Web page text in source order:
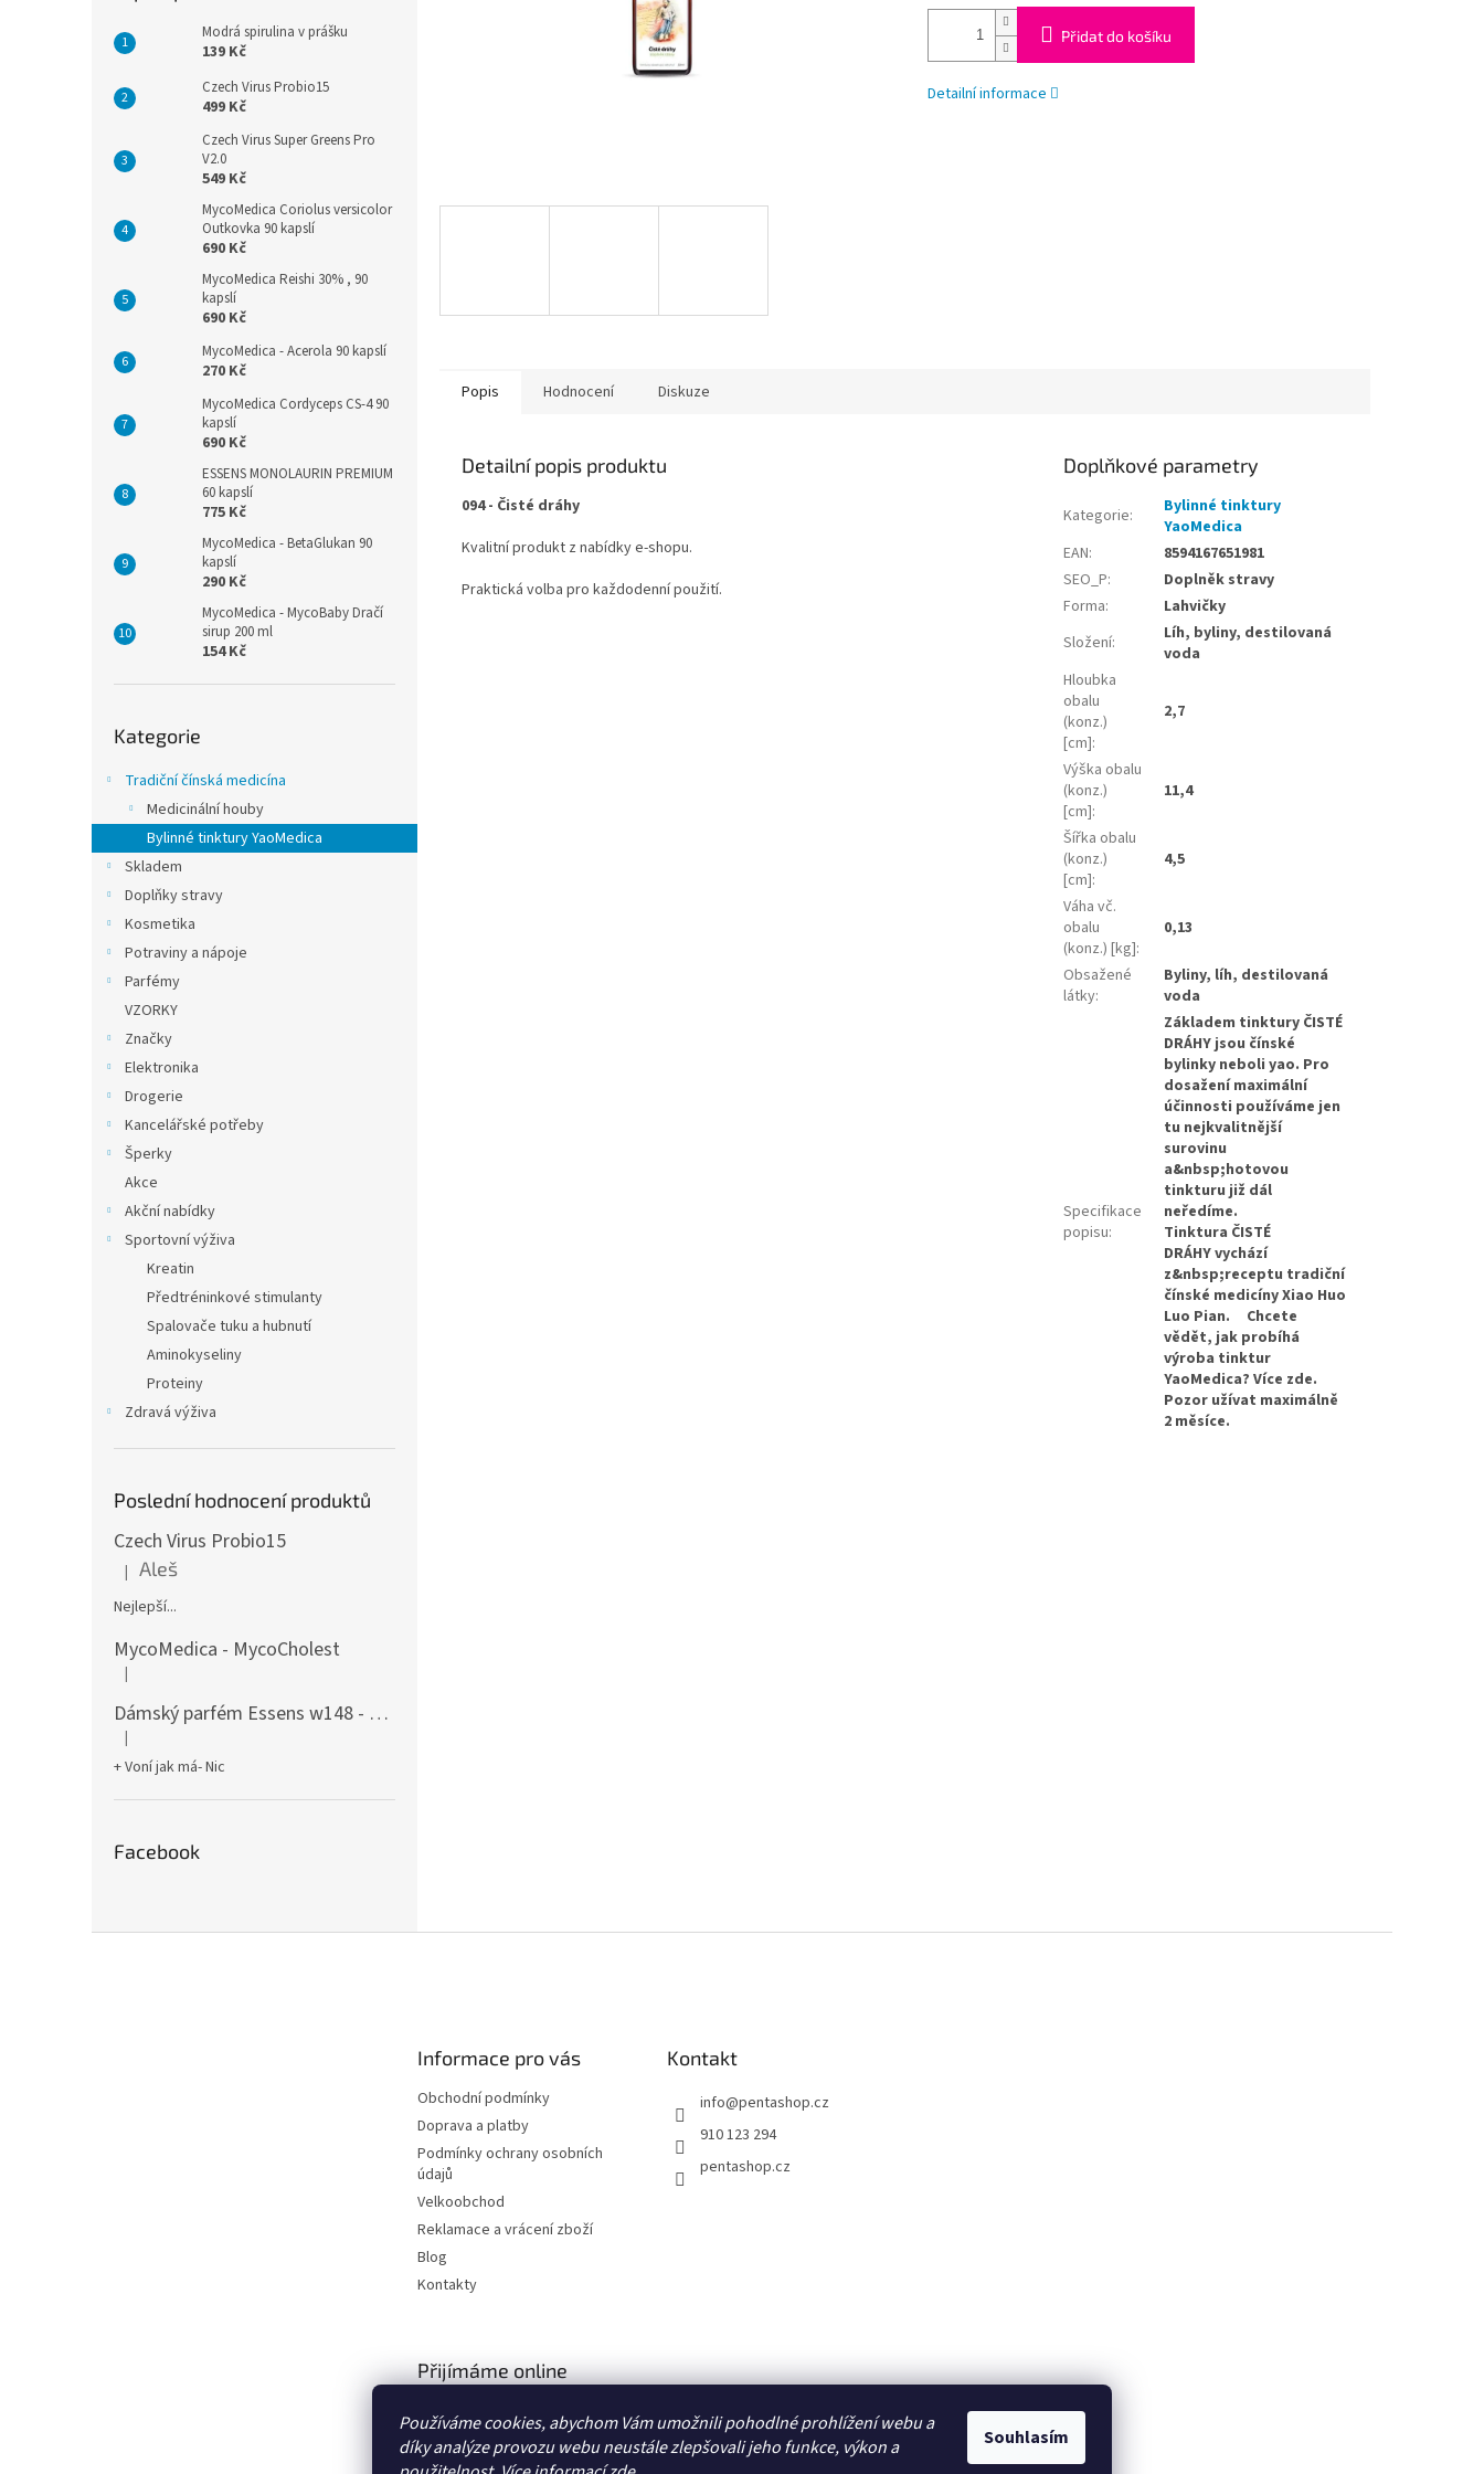
Používáme cookies, abychom Vám umožnili pohodlné prohlížení webu a
díky analýze provozu webu neustále zlepšovali jeho funkce, výkon a
Souhlasím
Modrá spirulina v prášku
139 Kč
Czech Virus Probio15
499 Kč
Czech Virus Super Greens Pro
V2.0
549 Kč
MycoMedica Coriolus versicolor
Outkovka 90 kapslí
690 Kč
MycoMedica Reishi 30% , 90
kapslí
690 Kč
MycoMedica - Acerola 90 kapslí
270 Kč
MycoMedica Cordyceps CS-4 90
kapslí
690 Kč
ESSENS MONOLAURIN PREMIUM
60 kapslí
775 Kč
MycoMedica - BetaGlukan 90
kapslí
290 Kč
MycoMedica - MycoBaby Dračí
sirup 200 ml
154 Kč
kategorie
Kategorie
Tradiční čínská medicína
Medicinální houby
Bylinné tinktury YaoMedica
Skladem
Doplňky stravy
Kosmetika
Potraviny a nápoje
Parfémy
VZORKY
Značky
Elektronika
Drogerie
Kancelářské potřeby
Šperky
Akce
Akční nabídky
Sportovní výživa
Kreatin
Předtréninkové stimulanty
Spalovače tuku a hubnutí
Aminokyseliny
Proteiny
Zdravá výživa
Poslední hodnocení produktů
Czech Virus Probio15
Hodnocení produktu je 5 z 5 hvězdiček.
| Aleš
Nejlepší...
MycoMedica - MycoCholest
Hodnocení produktu je 5 z 5 hvězdiček.
|
Dámský parfém Essens w148 - 50ml
Hodnocení produktu je 5 z 5 hvězdiček.
|
+ Voní jak má- Nic
Facebook
Přidat do košíku
Detailní informace
Popis Hodnocení Diskuze
Detailní popis produktu
094 - Čisté dráhy
Kvalitní produkt z nabídky e-shopu.
Praktická volba pro každodenní použití.
Doplňkové parametry
Kategorie:
Bylinné tinktury
YaoMedica
EAN:
8594167651981
SEO_P:
Doplněk stravy
Forma:
Lahvičky
Složení:
Líh, byliny, destilovaná
voda
Hloubka
obalu
(konz.)
[cm]:
2,7
Výška obalu
(konz.)
[cm]:
11,4
Šířka obalu
(konz.)
[cm]:
4,5
Váha vč.
obalu
(konz.) [kg]:
0,13
Obsažené
látky:
Byliny, líh, destilovaná
voda
Specifikace
popisu:
Základem tinktury ČISTÉ
DRÁHY jsou čínské
bylinky neboli yao. Pro
dosažení maximální
účinnosti používáme jen
tu nejkvalitnější
surovinu
a&nbsp;hotovou
tinkturu již dál
neředíme.
Tinktura ČISTÉ
DRÁHY vychází
z&nbsp;receptu tradiční
čínské medicíny Xiao Huo
Luo Pian. Chcete
vědět, jak probíhá
výroba tinktur
YaoMedica? Více zde.
Pozor užívat maximálně
2 měsíce.
Informace pro vás
Obchodní podmínky
Doprava a platby
Podmínky ochrany osobních
údajů
Velkoobchod
Reklamace a vrácení zboží
Blog
Kontakty
Kontakt
info@pentashop.cz
910 123 294
pentashop.cz
Přijímáme online
platby